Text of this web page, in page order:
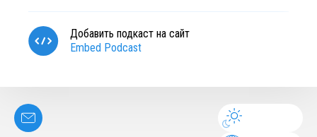
Добавить подкаст на сайт
Embed Podcast